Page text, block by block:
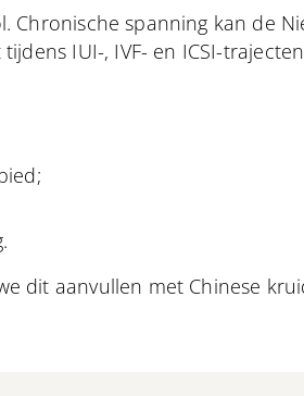
Chronische spanning kan de
IUI-, IVF- en ICSI-
dit aanvullen met Chinese